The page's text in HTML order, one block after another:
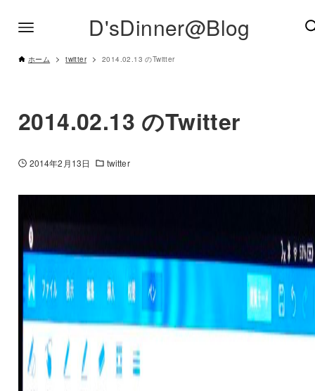
D'sDinner@Blog
ホーム twitter 2014.02.13 のTwitter
2014.02.13 のTwitter
2014年2月13日 twitter